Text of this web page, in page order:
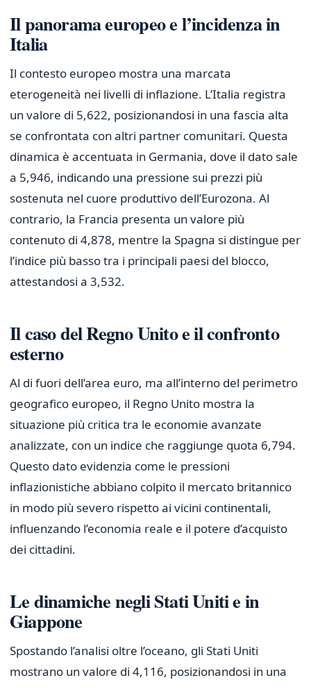
Il panorama europeo e l’incidenza in
Italia
Il contesto europeo mostra una marcata
eterogeneità nei livelli di inflazione. L’Italia registra
un valore di 5,622, posizionandosi in una fascia alta
se confrontata con altri partner comunitari. Questa
dinamica è accentuata in Germania, dove il dato sale
a 5,946, indicando una pressione sui prezzi più
sostenuta nel cuore produttivo dell’Eurozona. Al
contrario, la Francia presenta un valore più
contenuto di 4,878, mentre la Spagna si distingue per
l’indice più basso tra i principali paesi del blocco,
attestandosi a 3,532.
Il caso del Regno Unito e il confronto
esterno
Al di fuori dell’area euro, ma all’interno del perimetro
geografico europeo, il Regno Unito mostra la
situazione più critica tra le economie avanzate
analizzate, con un indice che raggiunge quota 6,794.
Questo dato evidenzia come le pressioni
inflazionistiche abbiano colpito il mercato britannico
in modo più severo rispetto ai vicini continentali,
influenzando l’economia reale e il potere d’acquisto
dei cittadini.
Le dinamiche negli Stati Uniti e in
Giappone
Spostando l’analisi oltre l’oceano, gli Stati Uniti
mostrano un valore di 4,116, posizionandosi in una